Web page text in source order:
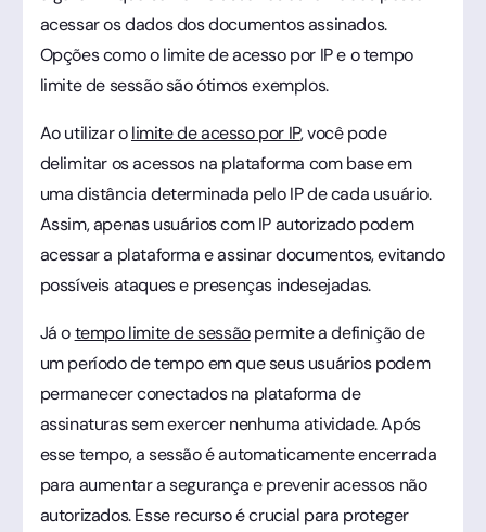
acessar os dados dos documentos assinados.
Opções como o limite de acesso por IP e o tempo
limite de sessão são ótimos exemplos.
Ao utilizar olimite de acesso por IP, você pode
delimitar os acessos na plataforma com base em
uma distância determinada pelo IP de cada usuário.
Assim, apenas usuários com IP autorizado podem
acessar a plataforma e assinar documentos, evitando
possíveis ataques e presenças indesejadas.
Já otempo limite de sessãopermite a definição de
um período de tempo em que seus usuários podem
permanecer conectados na plataforma de
assinaturas sem exercer nenhuma atividade. Após
esse tempo, a sessão é automaticamente encerrada
para aumentar a segurança e prevenir acessos não
autorizados. Esse recurso é crucial para proteger